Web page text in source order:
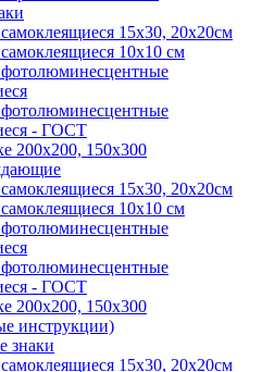
15х30, 20х20см
10х10 см
- ГОСТ
200х200, 150х300
15х30, 20х20см
10х10 см
- ГОСТ
200х200, 150х300
инструкции)
знаки
15х30, 20х20см